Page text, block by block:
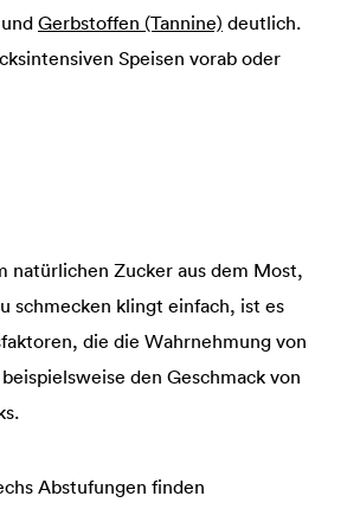
Gerbstoffen (Tannine) deutlich.
Speisen vorab oder
natürlichen Zucker aus dem Most,
schmecken klingt einfach, ist es
die die Wahrnehmung von
den Geschmack von
Abstufungen finden